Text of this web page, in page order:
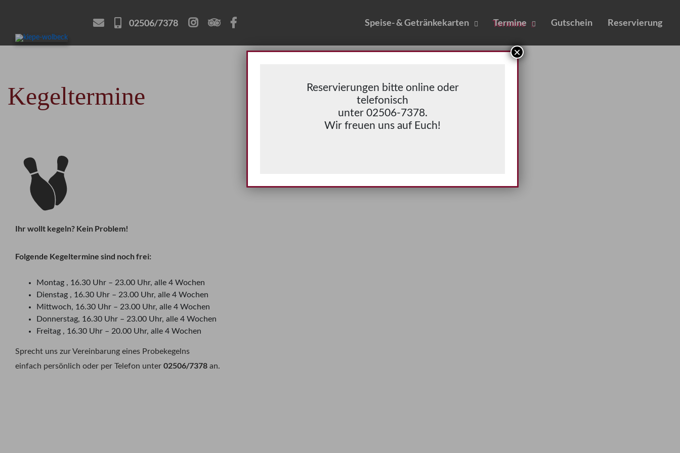
02506/7378 Speise- & Getränkekarten Termine Gutschein Reservierung
Kegeltermine
Ihr wollt kegeln? Kein Problem!
Folgende Kegeltermine sind noch frei:
Montag , 16.30 Uhr – 23.00 Uhr, alle 4 Wochen
Dienstag , 16.30 Uhr – 23.00 Uhr, alle 4 Wochen
Mittwoch, 16.30 Uhr – 23.00 Uhr, alle 4 Wochen
Donnerstag, 16.30 Uhr – 23.00 Uhr, alle 4 Wochen
Freitag , 16.30 Uhr – 20.00 Uhr, alle 4 Wochen
Sprecht uns zur Vereinbarung eines Probekegelns
einfach persönlich oder per Telefon unter 02506/7378 an.
Reservierungen bitte online oder
telefonisch
unter 02506-7378.
Wir freuen uns auf Euch!
×